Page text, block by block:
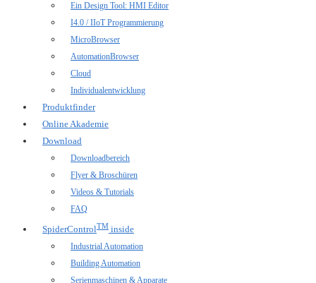
Ein Design Tool: HMI Editor
I4.0 / IIoT Programmierung
MicroBrowser
AutomationBrowser
Cloud
Individualentwicklung
Produktfinder
Online Akademie
Download
Downloadbereich
Flyer & Broschüren
Videos & Tutorials
FAQ
SpiderControlTM inside
Industrial Automation
Building Automation
Serienmaschinen & Apparate